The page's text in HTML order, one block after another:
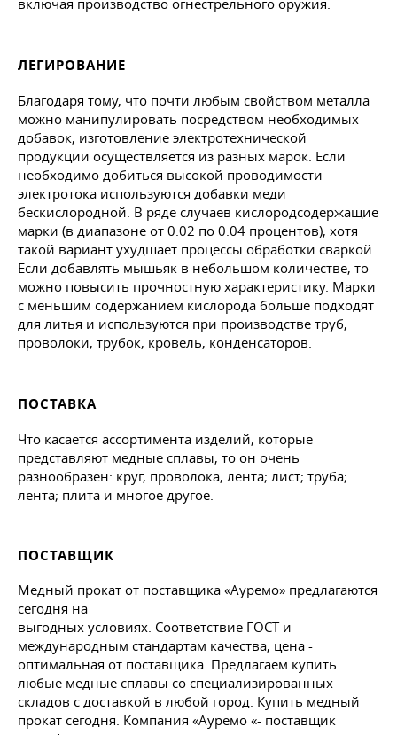
включая производство огнестрельного оружия.
ЛЕГИРОВАНИЕ
Благодаря тому, что почти любым свойством металла
можно манипулировать посредством необходимых
добавок, изготовление электротехнической
продукции осуществляется из разных марок. Если
необходимо добиться высокой проводимости
электротока используются добавки меди
бескислородной. В ряде случаев кислородсодержащие
марки (в диапазоне от 0.02 по 0.04 процентов), хотя
такой вариант ухудшает процессы обработки сваркой.
Если добавлять мышьяк в небольшом количестве, то
можно повысить прочностную характеристику. Марки
с меньшим содержанием кислорода больше подходят
для литья и используются при производстве труб,
проволоки, трубок, кровель, конденсаторов.
ПОСТАВКА
Что касается ассортимента изделий, которые
представляют медные сплавы, то он очень
разнообразен: круг, проволока, лента; лист; труба;
лента; плита и многое другое.
ПОСТАВЩИК
Медный прокат от поставщика «Ауремо» предлагаются
сегодня на
выгодных условиях. Соответствие ГОСТ и
международным стандартам качества, цена -
оптимальная от поставщика. Предлагаем купить
любые медные сплавы со специализированных
складов с доставкой в любой город. Купить медный
прокат сегодня. Компания «Ауремо «- поставщик